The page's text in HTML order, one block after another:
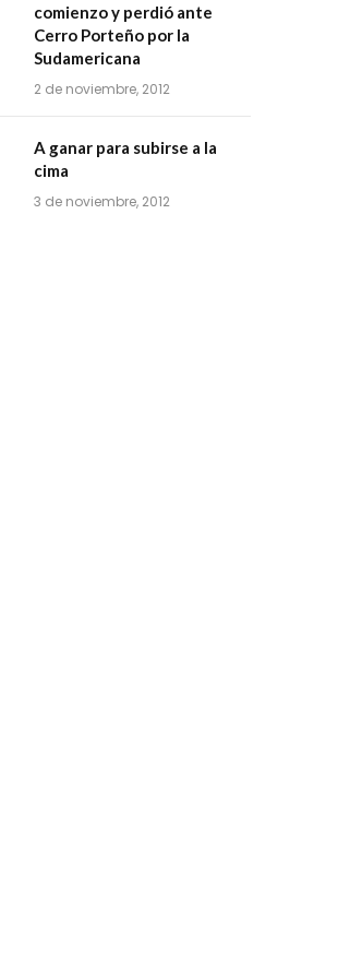
comienzo y perdió ante
Cerro Porteño por la
Sudamericana
2 de noviembre, 2012
A ganar para subirse a la
cima
3 de noviembre, 2012